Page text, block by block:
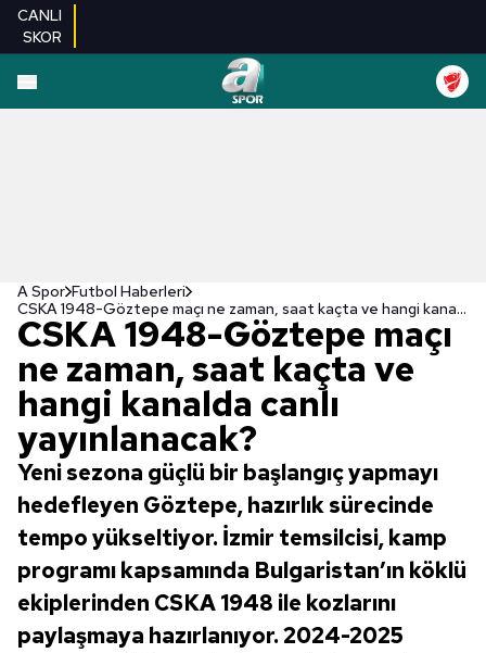
CANLI
SKOR
A Spor Futbol Haberleri
CSKA 1948-Göztepe maçı ne zaman, saat kaçta ve hangi kanalda canlı yayınlanacak?
CSKA 1948-Göztepe maçı
ne zaman, saat kaçta ve
hangi kanalda canlı
yayınlanacak?
Yeni sezona güçlü bir başlangıç yapmayı
hedefleyen Göztepe, hazırlık sürecinde
tempo yükseltiyor. İzmir temsilcisi, kamp
programı kapsamında Bulgaristan’ın köklü
ekiplerinden CSKA 1948 ile kozlarını
paylaşmaya hazırlanıyor. 2024-2025